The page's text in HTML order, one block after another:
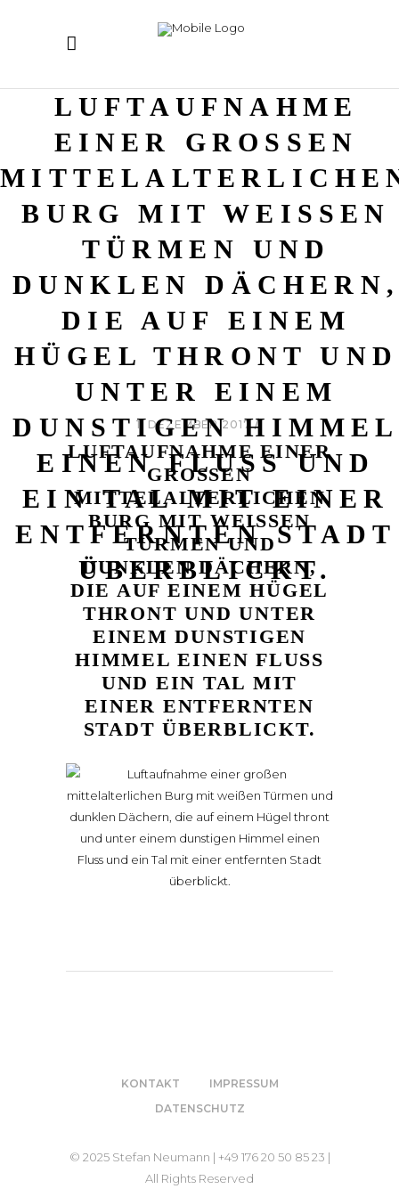
LUFTAUFNAHME
EINER GROSSEN M
ITTELALTERLICHEN
URG MIT WEISSEN TÜ
RMEN UND DU
NKLEN DÄCHERN,
E AUF EINEM HÜ
GEL THRONT UND UN
TER EINEM DU
NSTIGEN HIMMEL EI
NEN FLUSS UND EI
N TAL MIT EINER EN
TFERNTEN STADT ÜB
ERBLICKT.
1. DEZEMBER 2017
LUFTAUFNAHME EINER
GROSSEN M
ITTELALTERLICHEN B
URG MIT WEISSEN TÜ
RMEN UND DU
NKLEN DÄCHERN, DI
E AUF EINEM HÜGEL TH
RONT UND UNTER EI
NEM DUNSTIGEN HI
MMEL EINEN FLUSS UN
D EIN TAL MIT EI
NER ENTFERNTEN ST
ADT ÜBERBLICKT.
KONTAKT
IMPRESSUM
DATENSCHUTZ
© 2025 Stefan Neumann | +49 176 20 50 85 23 |
All Rights Reserved